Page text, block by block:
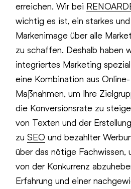
erreichen. Wir bei
wichtig es ist, ein starkes
Markenimage über alle
zu schaffen. Deshalb haben
integriertes Marketing
eine Kombination aus
Maßnahmen, um Ihre
die Konversionsrate zu
von Texten und der
zuSEO und bezahlter
über das nötige Fachwissen,
von der Konkurrenz
Erfahrung und einer